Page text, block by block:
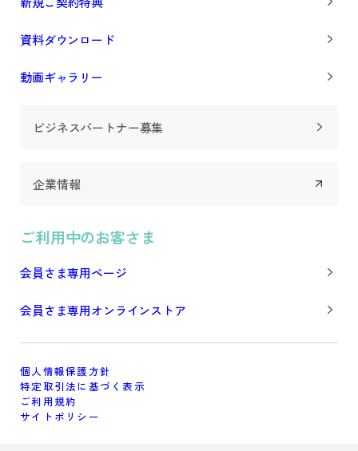
資料ダウンロード
動画ギャラリー
ビジネスパートナー募集
企業情報
ご利用中のお客さま
会員さま専用ページ
会員さま専用オンラインストア
個人情報保護方針
特定取引法に基づく表示
ご利用規約
サイトポリシー